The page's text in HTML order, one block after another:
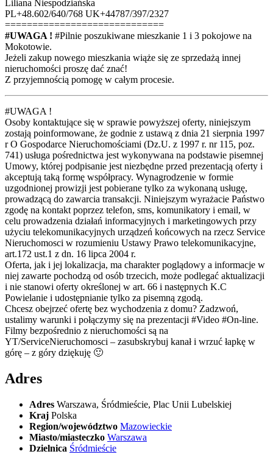
Liliana Niespodziańska
PL+48.602/640/768 UK+44787/397/2327
=============================
#UWAGA ! #Pilnie poszukiwane mieszkanie 1 i 3 pokojowe na
Mokotowie.
Jeżeli zakup nowego mieszkania wiąże się ze sprzedażą innej
nieruchomości proszę dać znać!
Z przyjemnością pomogę w całym procesie.
#UWAGA !
Osoby kontaktujące się w sprawie powyższej oferty, niniejszym
zostają poinformowane, że godnie z ustawą z dnia 21 sierpnia 1997
r O Gospodarce Nieruchomościami (Dz.U. z 1997 r. nr 115, poz.
741) usługa pośrednictwa jest wykonywana na podstawie pisemnej
Umowy, której podpisanie jest niezbędne przed prezentacją oferty i
akceptują taką formę współpracy. Wynagrodzenie w formie
uzgodnionej prowizji jest pobierane tylko za wykonaną usługę,
prowadzącą do zawarcia transakcji. Niniejszym wyrażacie Państwo
zgodę na kontakt poprzez telefon, sms, komunikatory i email, w
celu prowadzenia działań informacyjnych i marketingowych przy
użyciu telekomunikacyjnych urządzeń końcowych na rzecz Service
Nieruchomosci w rozumieniu Ustawy Prawo telekomunikacyjne,
art.172 ust.1 z dn. 16 lipca 2004 r.
Oferta, jak i jej lokalizacja, ma charakter poglądowy a informacje w
niej zawarte pochodzą od osób trzecich, może podlegać aktualizacji
i nie stanowi oferty określonej w art. 66 i następnych K.C
Powielanie i udostępnianie tylko za pisemną zgodą.
Chcesz obejrzeć ofertę bez wychodzenia z domu? Zadzwoń,
ustalimy warunki i połączymy się na prezentacji #Video #On-line.
Filmy bezpośrednio z nieruchomości są na
YT/ServiceNieruchomosci – zasubskrybuj kanał i wrzuć łapkę w
górę – z góry dziękuję 🙂
Adres
Adres Warszawa, Śródmieście, Plac Unii Lubelskiej
Kraj Polska
Region/województwo Mazowieckie
Miasto/miasteczko Warszawa
Dzielnica Śródmieście